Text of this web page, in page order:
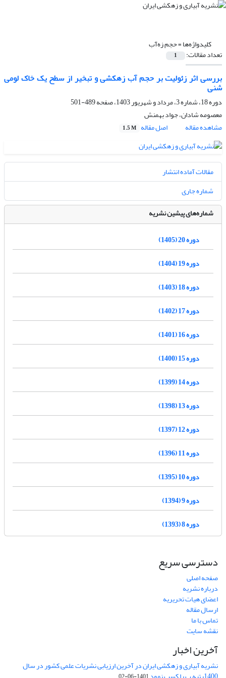
کلیدواژه‌ها =حجم زه‌آب
تعداد مقالات: 1
بررسی اثر زئولیت بر حجم آب زهکشی و تبخیر از سطح یک خاک لومی
شنی
دوره 18، شماره 3، مرداد و شهریور 1403، صفحه
489-501
معصومه شادان، جواد بهمنش
مشاهده مقاله
اصل مقاله 1.5 M
مقالات آماده انتشار
شماره جاری
شماره‌های پیشین نشریه
دوره 20 (1405)
دوره 19 (1404)
دوره 18 (1403)
دوره 17 (1402)
دوره 16 (1401)
دوره 15 (1400)
دوره 14 (1399)
دوره 13 (1398)
دوره 12 (1397)
دوره 11 (1396)
دوره 10 (1395)
دوره 9 (1394)
دوره 8 (1393)
دسترسی سریع
صفحه اصلی
درباره نشریه
اعضای هیات تحریریه
ارسال مقاله
تماس با ما
نقشه سایت
آخرین اخبار
نشریه آبیاری و زهکشی ایران در آخرین ارزیابی نشریات علمی کشور در سال